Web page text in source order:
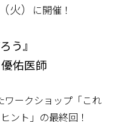
火）
に開催！
う』
佑医師
ワークショップ「これ
ント」の最終回！